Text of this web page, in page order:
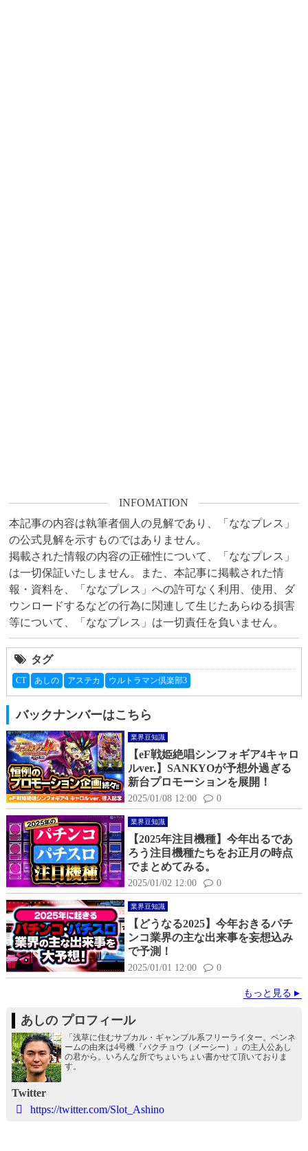
INFOMATION
本記事の内容は執筆者個人の見解であり、「ななプレス」
の公式見解を示すものではありません。
掲載された情報の内容の正確性について、「ななプレス」
は一切保証いたしません。また、本記事に掲載された情
報・資料を、「ななプレス」への許可なく利用、使用、ダ
ウンロードするなどの行為に関連して生じたあらゆる損害
等について、「ななプレス」は一切責任を負いません。
タグ
CT あしの アステカ ウルトラマン倶楽部3
バックナンバーはこちら
業界豆知識
【eF戦姫絶唱シンフォギア4キャロ
ルver.】SANKYOが予想外過ぎる
新台プロモーションを展開！
2025/01/08 12:00 0
業界豆知識
【2025年注目機種】今年出るであ
ろう注目機種たちをお正月の時点
でまとめてみる。
2025/01/02 12:00 0
業界豆知識
【どうなる2025】今年おきるパチ
ンコ業界の主な出来事を妄想込み
で予測！
2025/01/01 12:00 0
もっと見る
あしの プロフィール
「浅草に住むサブカル・ギャンブル系フリーライター。ペンネ
ームの由来は4号機『バクチョウ（メーシー）』の主人公あし
の君から。いろんな所でちょいちょい書かせて頂いておりま
す。
Twitter
https://twitter.com/Slot_Ashino